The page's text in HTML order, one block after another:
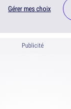
Gérer mes choix
Publicité